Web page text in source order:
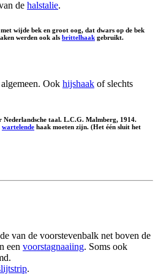
de halstalie.
wijde bek en groot oog, dat dwars op de bek
werden ook als brittelhaak gebruikt.
Ook hijshaak of slechts
taal. L.C.G. Malmberg, 1914.
wartelende haak moeten zijn. (Het één sluit het
van de voorstevenbalk net boven de
een voorstagnaaiing. Soms ook
.